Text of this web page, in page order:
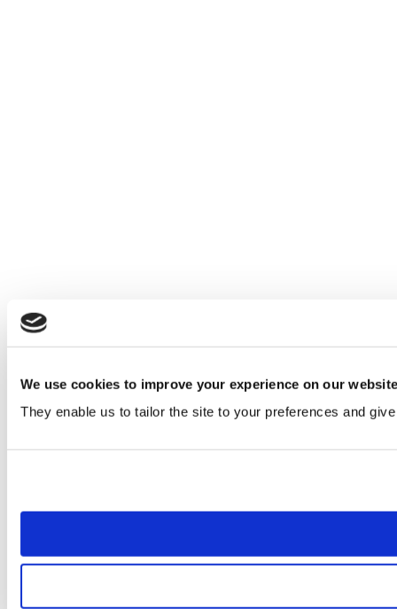
We use cookies to improve your experience on our website
They enable us to tailor the site to your preferences and